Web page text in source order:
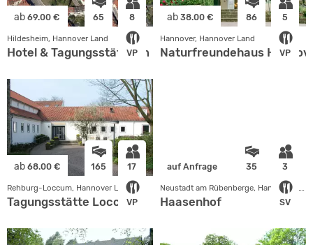
ab 69.00 € 65 8
VP
Hildesheim, Hannover Land
Hotel & Tagungsstätte im Michaeliskloster
ab 38.00 € 86 5
VP
Hannover, Hannover Land
Naturfreundehaus
ab 68.00 € 165 17
VP
Rehburg-Loccum, Hannover Land
Tagungsstätte Loccum
auf Anfrage 35 3
SV
Neustadt am Rübenberge, Hannover Land
Haasenhof